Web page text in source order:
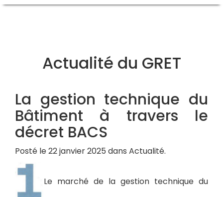
Actualité du GRET
La gestion technique du
Bâtiment à travers le
décret BACS
Posté le 22 janvier 2025 dans Actualité.
Le marché de la gestion technique du